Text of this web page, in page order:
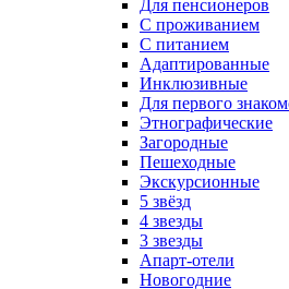
Для пенсионеров
С проживанием
С питанием
Адаптированные
Инклюзивные
Для первого
Этнографические
Загородные
Пешеходные
Экскурсионные
5 звёзд
4 звезды
3 звезды
Апарт-отели
Новогодние